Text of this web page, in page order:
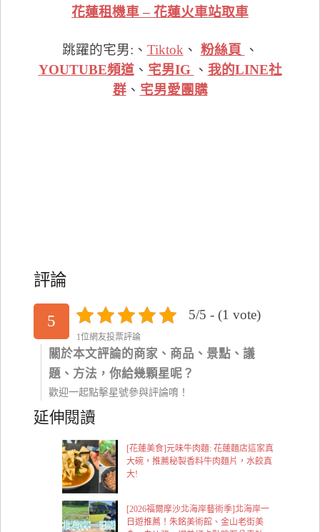
花蓮租機車 – 花蓮火車站取車
跳躍的宅男:、 Tiktok、 粉絲頁
、
YOUTUBE頻道、 宅男IG 、 我的LINE社
群、 宅男愛團購
評論
5 5/5 - (1 vote)
1位網友投票評論
關於本文評論的商家、商品、景點、議
題、方法，你給幾顆星呢？
歡迎一起點擊星號參與評論唷！
延伸閱讀
[花蓮美食]元味牛肉麵: 花蓮麵店這家真
大碗，推薦秘製香料牛肉麵片，水餃真
大!
[2026福爾摩沙北海岸藝術季]北海岸一
日遊推薦！朱銘美術館、金山老街美